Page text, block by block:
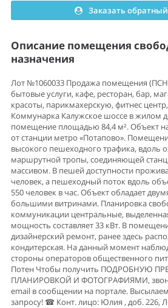
Заказать
Описание помещения
назначения
Лот №1060033 Продажа помещения
бытовые услуги, кафе, ресторан, бар,
красоты, парикмахерскую, фитнес
Коммунарка Калужское шоссе в жилом
помещение площадью 84,4 м². Объект
от станции метро «Потапово».
высокого пешеходного трафика, вдоль
маршрутной тропы, соединяющей
массивом. В пешей доступности
человек, а пешеходный поток вдоль
550 человек в час. Объект обладает
большими витринами. Планировка
коммуникации центральные,
мощность составляет 33 кВт. В
дизайнерский ремонт, ранее здесь
кондитерская. На данный момент
стороны операторов общественного
Потен Чтобы получить ПОДРОБНУЮ
ПЛАНИРОВКОЙ И ФОТОГРАФИЯМИ,
email в сообщении на портале.
запросу! ☎ Конт. лицо: Юлия , доб. 226,